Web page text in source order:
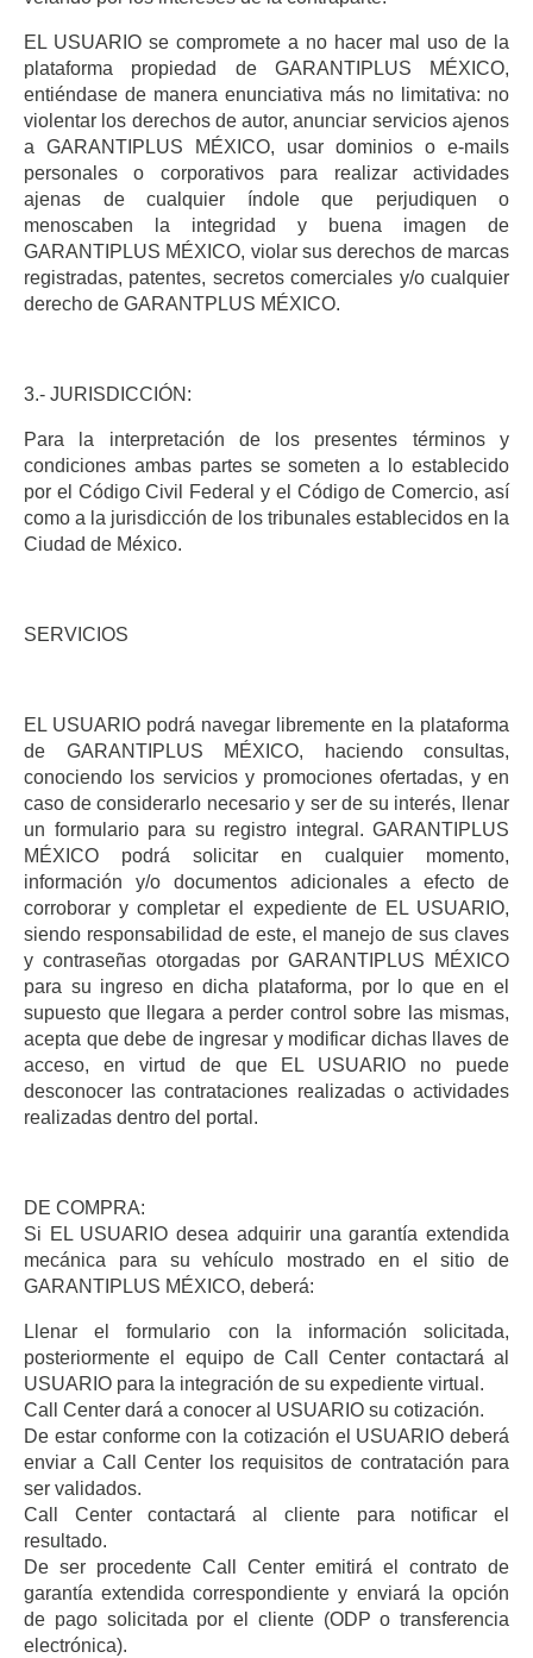
EL USUARIO se compromete a no hacer mal uso de la
plataforma propiedad de GARANTIPLUS MÉXICO,
entiéndase de manera enunciativa más no limitativa: no
violentar los derechos de autor, anunciar servicios ajenos
a GARANTIPLUS MÉXICO, usar dominios o e-mails
personales o corporativos para realizar actividades
ajenas de cualquier índole que perjudiquen o
menoscaben la integridad y buena imagen de
GARANTIPLUS MÉXICO, violar sus derechos de marcas
registradas, patentes, secretos comerciales y/o cualquier
derecho de GARANTPLUS MÉXICO.
3.- JURISDICCIÓN:
Para la interpretación de los presentes términos y
condiciones ambas partes se someten a lo establecido
por el Código Civil Federal y el Código de Comercio, así
como a la jurisdicción de los tribunales establecidos en la
Ciudad de México.
SERVICIOS
EL USUARIO podrá navegar libremente en la plataforma
de GARANTIPLUS MÉXICO, haciendo consultas,
conociendo los servicios y promociones ofertadas, y en
caso de considerarlo necesario y ser de su interés, llenar
un formulario para su registro integral. GARANTIPLUS
MÉXICO podrá solicitar en cualquier momento,
información y/o documentos adicionales a efecto de
corroborar y completar el expediente de EL USUARIO,
siendo responsabilidad de este, el manejo de sus claves
y contraseñas otorgadas por GARANTIPLUS MÉXICO
para su ingreso en dicha plataforma, por lo que en el
supuesto que llegara a perder control sobre las mismas,
acepta que debe de ingresar y modificar dichas llaves de
acceso, en virtud de que EL USUARIO no puede
desconocer las contrataciones realizadas o actividades
realizadas dentro del portal.
DE COMPRA:
Si EL USUARIO desea adquirir una garantía extendida
mecánica para su vehículo mostrado en el sitio de
GARANTIPLUS MÉXICO, deberá:
Llenar el formulario con la información solicitada,
posteriormente el equipo de Call Center contactará al
USUARIO para la integración de su expediente virtual.
Call Center dará a conocer al USUARIO su cotización.
De estar conforme con la cotización el USUARIO deberá
enviar a Call Center los requisitos de contratación para
ser validados.
Call Center contactará al cliente para notificar el
resultado.
De ser procedente Call Center emitirá el contrato de
garantía extendida correspondiente y enviará la opción
de pago solicitada por el cliente (ODP o transferencia
electrónica).